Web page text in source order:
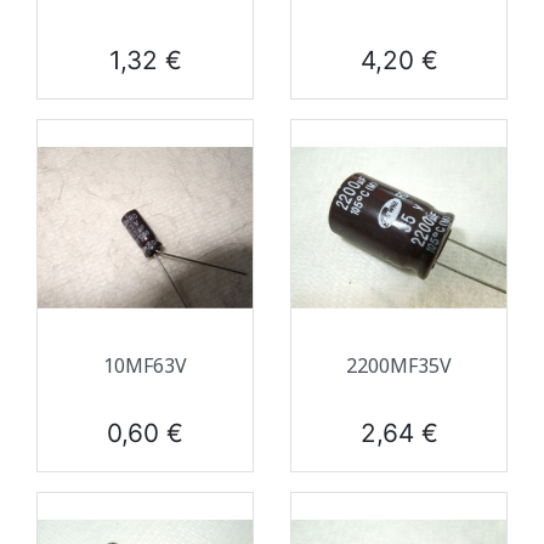
Prix
1,32 € Prix
4,20 €
10ΜF63V
Prix
0,60 €
2200ΜF35V
Prix
2,64 €